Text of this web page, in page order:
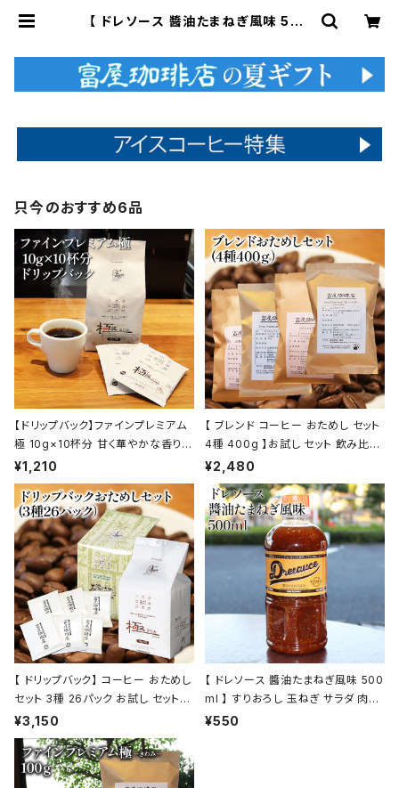
【 ドレソース 醬油たまねぎ風味 500
レ 液体調味料 トミヤコーヒー 通販 |
富屋珈琲店
只今のおすすめ6品
【ドリップバック】ファインプレミアム
極 10g×10杯分 甘く華やかな香りと
コク トミヤコーヒー 通販 ホテル 旅
館
¥1,210
【 ブレンド コーヒー おためし セット
4種 400g 】お試し セット 飲み比べ
コーヒー トミヤコーヒー 通販
¥2,480
【 ドリップバック】 コーヒー おためし
セット 3種 26パック お試し セット
飲み比べ コーヒー トミヤコーヒー
通販
¥3,150
【 ドレソース 醬油たまねぎ風味 500
ml 】 すりおろし 玉ねぎ サラダ 肉料
理 ドレッシング 万能調味料 お肉の
¥550